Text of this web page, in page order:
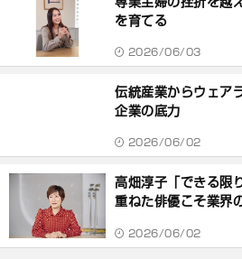
を育てる
2026/06/03
伝統産業からウェア
企業の底力
2026/06/02
高畑淳子「できる限
重ねた俳優こそ業界
2026/06/02